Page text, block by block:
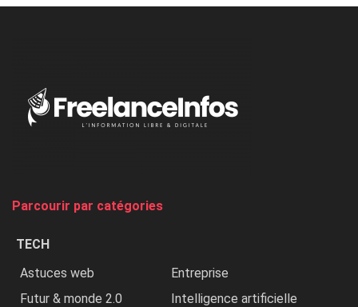
Nigeria,
Parcourir par catégories
TECH
Astuces web
Entreprise
Futur & monde 2.0
Intelligence artificielle